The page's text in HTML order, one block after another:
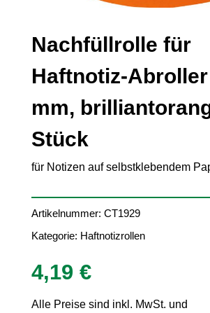
Nachfüllrolle für
Haftnotiz-Abroller
mm,
Stück
für Notizen auf selbstklebendem
Artikelnummer: CT1929
Kategorie: Haftnotizrollen
4,19 €
Alle Preise sind inkl. MwSt. und